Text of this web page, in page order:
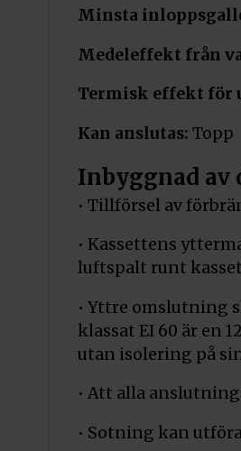
Minsta
Medeleffekt från
Termisk effekt för
Kan anslutas: Topp
Inbyggnad
• Tillförsel av
• Kassettens
luftspalt runt
• Yttre omslutning
klassat EI 60 är en
utan isolering på
• Att alla
• Sotning kan